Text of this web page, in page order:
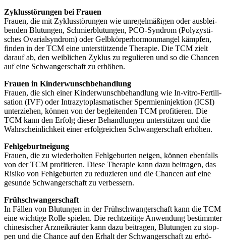
Zyklus­stö­run­gen bei Frau­en
Frau­en, die mit Zyklus­stö­run­gen wie unre­gel­mä­ßi­gen oder aus­blei­
ben­den Blu­tun­gen, Schmier­blu­tun­gen, PCO-Syn­drom (Poly­zys­ti­
sches Ova­ri­al­syn­drom) oder Gelb­kör­per­hor­mon­man­gel kämp­fen,
fin­den in der TCM eine unter­stüt­zen­de The­ra­pie. Die TCM zielt
dar­auf ab, den weib­li­chen Zyklus zu regu­lie­ren und so die Chan­cen
auf eine Schwan­ger­schaft zu erhö­hen.
Frau­en in Kin­der­wunsch­be­hand­lung
Frau­en, die sich einer Kin­der­wunsch­be­hand­lung wie In-vitro-Fer­ti­li­
sa­ti­on (IVF) oder Intra­zy­to­plas­ma­ti­scher Sper­mi­en­in­jek­ti­on (ICSI)
unter­zie­hen, kön­nen von der beglei­ten­den TCM pro­fi­tie­ren. Die
TCM kann den Erfolg die­ser Behand­lun­gen unter­stüt­zen und die
Wahr­schein­lich­keit einer erfolg­rei­chen Schwan­ger­schaft erhö­hen.
Fehl­ge­burt­nei­gung
Frau­en, die zu wie­der­hol­ten Fehl­ge­bur­ten nei­gen, kön­nen eben­falls
von der TCM pro­fi­tie­ren. Die­se The­ra­pie kann dazu bei­tra­gen, das
Risi­ko von Fehl­ge­bur­ten zu redu­zie­ren und die Chan­cen auf eine
gesun­de Schwan­ger­schaft zu ver­bes­sern.
Früh­schwan­ger­schaft
In Fäl­len von Blu­tun­gen in der Früh­schwan­ger­schaft kann die TCM
eine wich­ti­ge Rol­le spie­len. Die recht­zei­ti­ge Anwen­dung bestimm­ter
chi­ne­si­scher Arz­nei­kräu­ter kann dazu bei­tra­gen, Blu­tun­gen zu stop­
pen und die Chan­ce auf den Erhalt der Schwan­ger­schaft zu erhö­